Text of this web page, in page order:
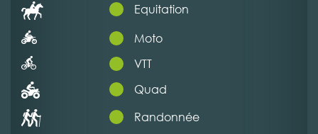
Equitation
Moto
VTT
Quad
Randonnée